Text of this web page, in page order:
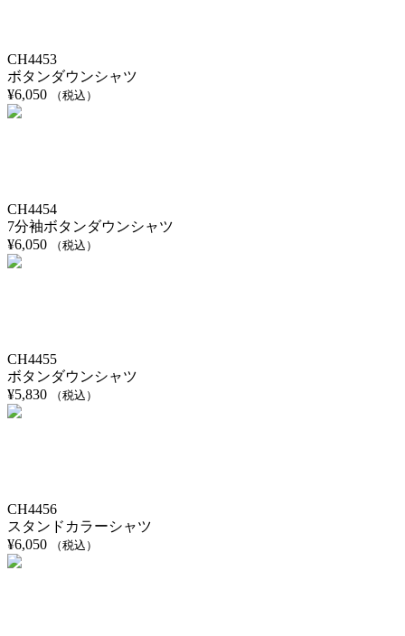
CH4453
ボタンダウンシャツ
¥6,050 （税込）
CH4454
7分袖ボタンダウンシャツ
¥6,050 （税込）
CH4455
ボタンダウンシャツ
¥5,830 （税込）
CH4456
スタンドカラーシャツ
¥6,050 （税込）